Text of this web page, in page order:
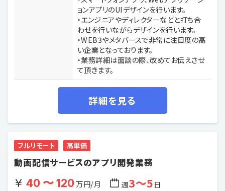
ョンアプリのUIデザインを行います。
・エンジニアやディレクターなどと打ち合
わせを行いながらデザインを行います。
・WEB3やメタバースで非常に注目度の高
い企業となっております。
・業務詳細は面談の際、改めてお伝えさせ
て頂きます。
詳細を見る
フルリモート 高単価
動画配信サービスのアプリ開発業務
40 〜 120万円/月 週3〜5日